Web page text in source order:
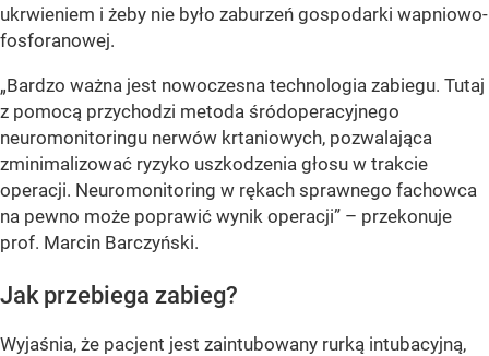
ukrwieniem i żeby nie było zaburzeń gospodarki wapniowo-
fosforanowej.
„Bardzo ważna jest nowoczesna technologia zabiegu. Tutaj
z pomocą przychodzi metoda śródoperacyjnego
neuromonitoringu nerwów krtaniowych, pozwalająca
zminimalizować ryzyko uszkodzenia głosu w trakcie
operacji. Neuromonitoring w rękach sprawnego fachowca
na pewno może poprawić wynik operacji” – przekonuje
prof. Marcin Barczyński.
Jak przebiega zabieg?
Wyjaśnia, że pacjent jest zaintubowany rurką intubacyjną,